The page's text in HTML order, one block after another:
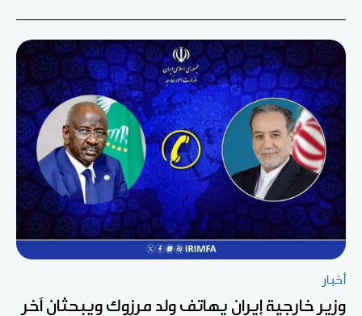
أخبار
وزير خارجية إيران يهاتف ولد مرزوك ويبحثان آخر